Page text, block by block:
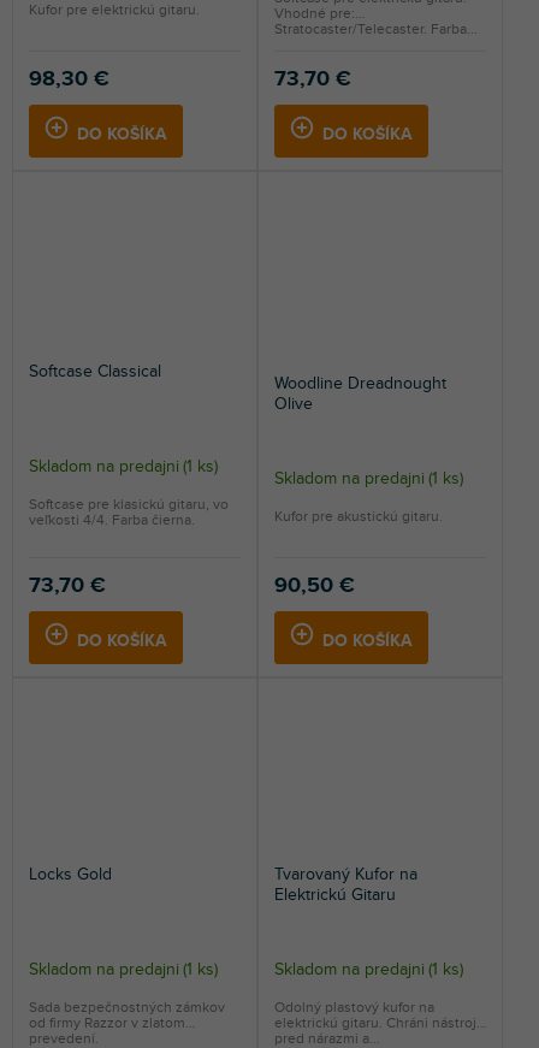
98,30 €
DO KOŠÍKA
Kufor pre elektrickú gitaru.
73,70 €
DO KOŠÍKA
Vhodné pre:
Stratocaster/Telecaster. Farba...
Softcase Classical
Skladom na predajni (1 ks)
73,70 €
DO KOŠÍKA
Softcase pre klasickú gitaru, vo
veľkosti 4/4. Farba čierna.
Woodline Dreadnought
Olive
Skladom na predajni (1 ks)
90,50 €
DO KOŠÍKA
Kufor pre akustickú gitaru.
Locks Gold
Skladom na predajni (1 ks)
Sada bezpečnostných zámkov
od firmy Razzor v zlatom
prevedení.
Tvarovaný Kufor na
Elektrickú Gitaru
Skladom na predajni (1 ks)
Odolný plastový kufor na
elektrickú gitaru. Chráni nástroj
pred nárazmi a...